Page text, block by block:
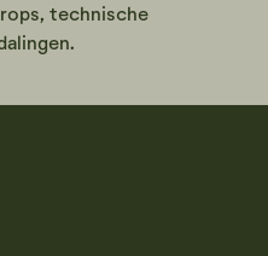
technische